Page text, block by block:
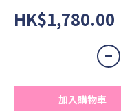
HK$1,780.00
加入購物車